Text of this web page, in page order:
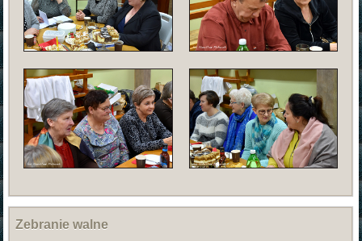
Zebranie walne